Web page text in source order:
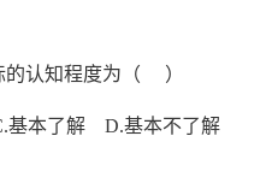
的认知程度为（ ）
基本了解 D.基本不了解